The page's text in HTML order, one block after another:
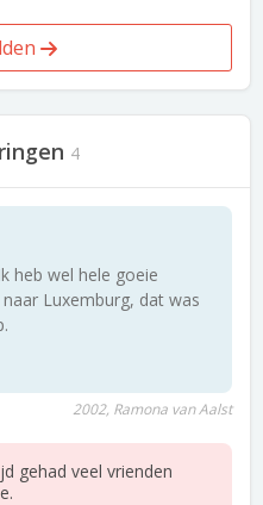
4
heb wel hele goeie
Luxemburg, dat was
2002, Ramona van Aalst
gehad veel vrienden